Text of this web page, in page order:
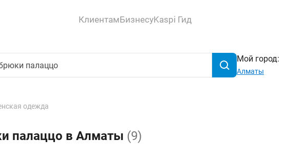
КлиентамБизнесуKaspi Гид
Мой город:
Алматы
одежда
палаццо в Алматы (9)